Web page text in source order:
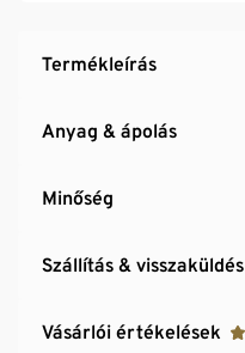
Feliratozható névcímke
Termékleírás
Anyag & ápolás
Minőség
Szállítás & visszaküldés
Vásárlói értékelések